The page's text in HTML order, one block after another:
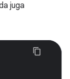
juga